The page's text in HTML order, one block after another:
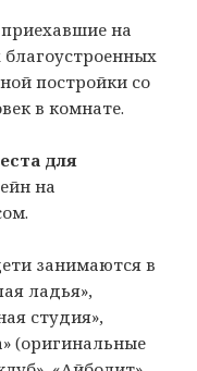
на
постройки со
в комнате.
для
на
занимаются в
ладья»,
студия»,
(оригинальные